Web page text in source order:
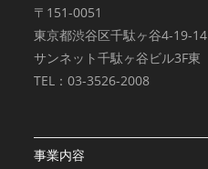
〒151-0051
東京都渋谷区千駄ヶ谷4-19-14
サンネット千駄ヶ谷ビル3F東
TEL：03-3526-2008
事業内容